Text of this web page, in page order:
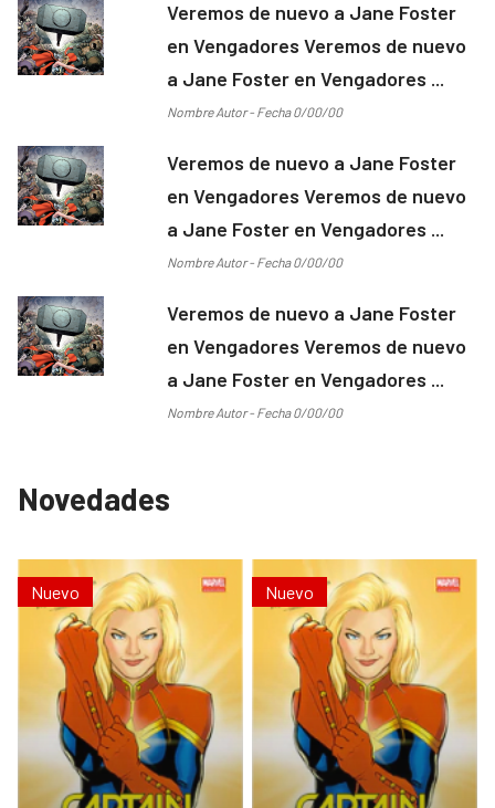
Veremos de nuevo a Jane Foster
en Vengadores Veremos de nuevo
a Jane Foster en Vengadores ...
Nombre Autor - Fecha 0/00/00
Veremos de nuevo a Jane Foster
en Vengadores Veremos de nuevo
a Jane Foster en Vengadores ...
Nombre Autor - Fecha 0/00/00
Veremos de nuevo a Jane Foster
en Vengadores Veremos de nuevo
a Jane Foster en Vengadores ...
Nombre Autor - Fecha 0/00/00
Novedades
Nuevo Nuevo